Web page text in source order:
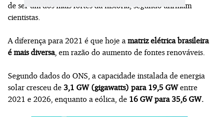
de ser um dos mais fortes da história, segundo afirmam
cientistas.
A diferença para 2021 é que hoje a matriz elétrica brasileira
é mais diversa, em razão do aumento de fontes renováveis.
Segundo dados do ONS, a capacidade instalada de energia
solar cresceu de 3,1 GW (gigawatts) para 19,5 GWentre
2021 e 2026, enquanto a eólica, de 16 GW para 35,6 GW.